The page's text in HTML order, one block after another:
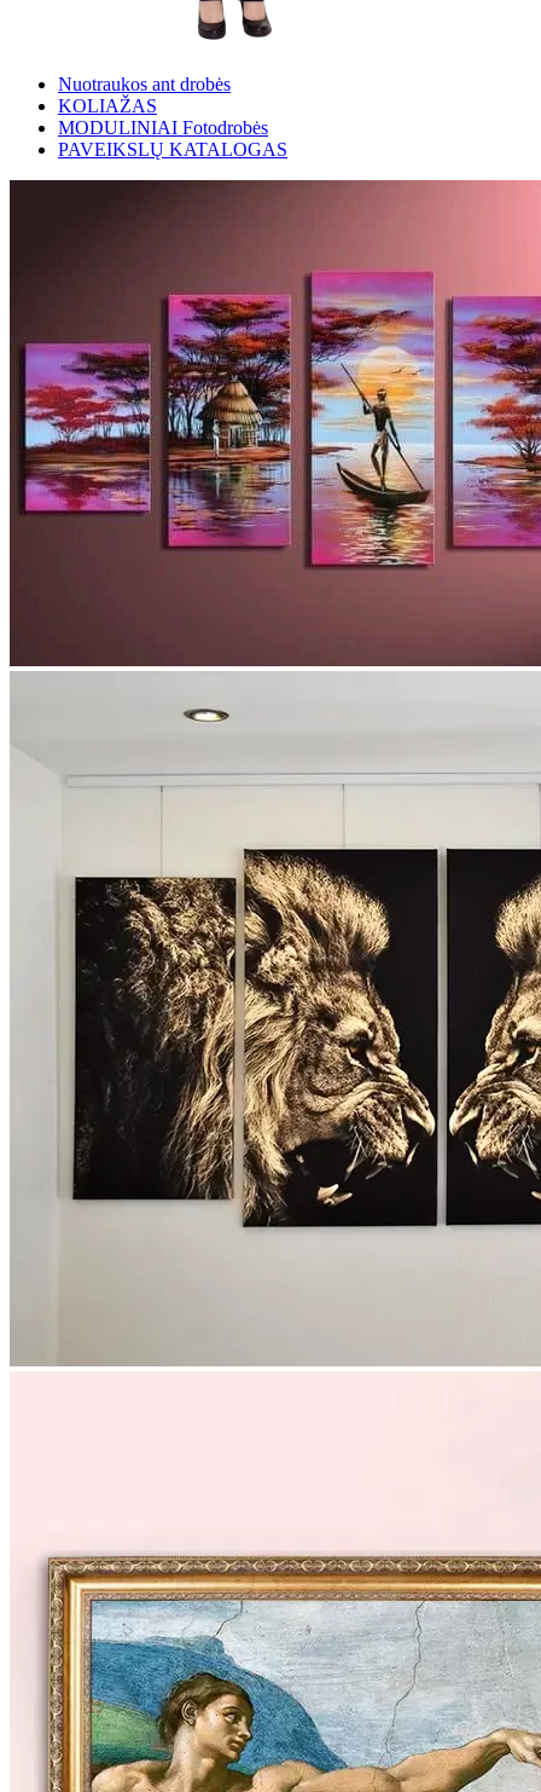
Nuotraukos ant drobės
KOLIAŽAS
MODULINIAI Fotodrobės
PAVEIKSLŲ KATALOGAS